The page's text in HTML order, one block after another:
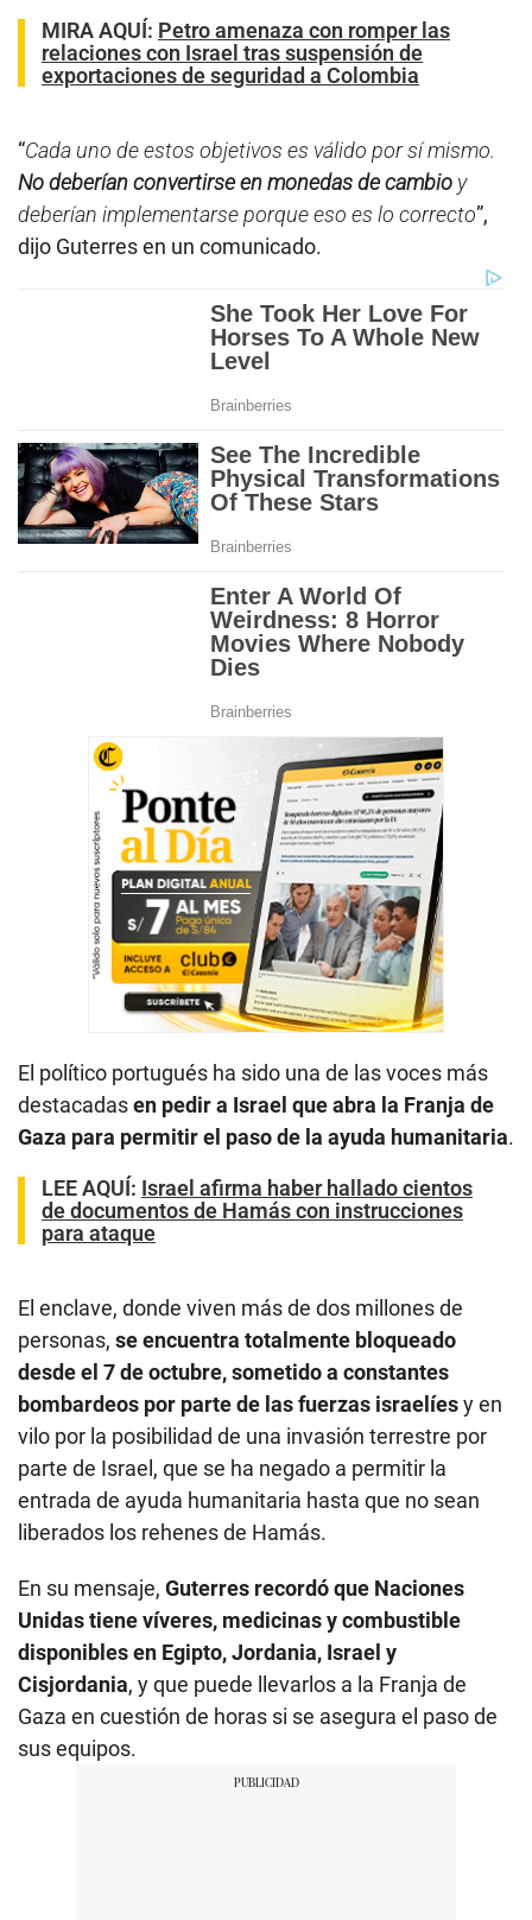
MIRA AQUÍ: Petro amenaza con romper las
relaciones con Israel tras suspensión de
exportaciones de seguridad a Colombia
“Cada uno de estos objetivos es válido por sí mismo.
No deberían convertirse en monedas de cambio y
deberían implementarse porque eso es lo correcto”,
dijo Guterres en un comunicado.
El político portugués ha sido una de las voces más
destacadasen pedir a Israel que abra la Franja de
Gaza para permitir el paso de la ayuda humanitaria.
LEE AQUÍ: Israel afirma haber hallado cientos
de documentos de Hamás con instrucciones
para ataque
El enclave, donde viven más de dos millones de
personas, se encuentra totalmente bloqueado
desde el 7 de octubre, sometido a constantes
bombardeos por parte de las fuerzas israelíesy en
vilo por la posibilidad de una invasión terrestre por
parte de Israel, que se ha negado a permitir la
entrada de ayuda humanitaria hasta que no sean
liberados los rehenes de Hamás.
En su mensaje, Guterres recordó que Naciones
Unidas tiene víveres, medicinas y combustible
disponibles en Egipto, Jordania, Israel y
Cisjordania, y que puede llevarlos a la Franja de
Gaza en cuestión de horas si se asegura el paso de
sus equipos.